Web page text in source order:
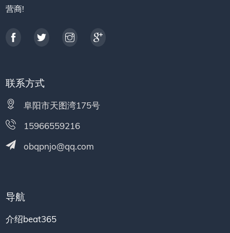
营商!
联系方式
阜阳市天图湾175号
15966559216
obqpnjo@qq.com
导航
介绍beat365